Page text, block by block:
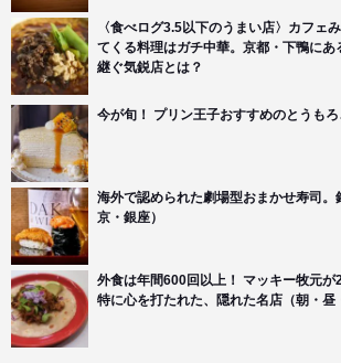
〈食べログ3.5以下のうまい店〉カフェ
てくる料理はガチ中華。京都・下鴨に
継ぐ気鋭店とは？
今が旬！ プリン王子おすすめのとうも
海外で認められた劇場型おまかせ寿司
京・銀座）
外食は年間600回以上！ マッキー牧元
特に心を打たれた、隠れた名店（朝・昼